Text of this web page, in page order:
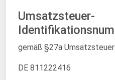
Umsatzsteuer-
gemäß §27a
DE 811222416